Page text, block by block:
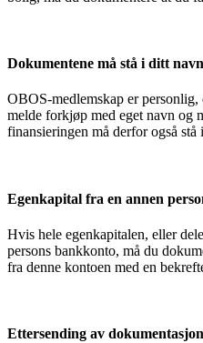
Dokumentene må stå i ditt navn
OBOS-medlemskap er
melde forkjøp med eget navn og
finansieringen må derfor også stå
Egenkapital fra en annen
Hvis hele egenkapitalen, eller
persons bankkonto, må du
fra denne kontoen med en
Ettersending av dokumentasjon